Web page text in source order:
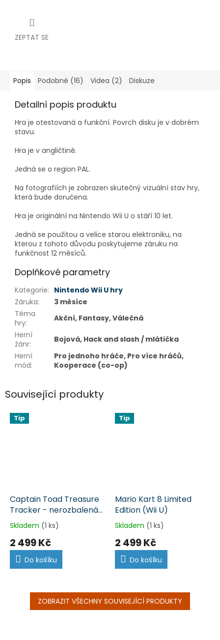
ZEPTAT SE
Popis Podobné (16) Videa (2) Diskuze
Detailní popis produktu
Hra je otestovaná a funkční. Povrch disku je v dobrém
stavu.
Hra je v angličtině.
Jedná se o region PAL.
Na fotografiích je zobrazen skutečný vizuální stav hry,
která bude doručena.
Hra je originální na Nintendo Wii U o stáří 10 let.
Jedná se použitou a velice starou elektroniku, na
kterou z tohoto důvodu poskytujeme záruku na
funkčnost 12 měsíců.
Doplňkové parametry
Kategorie: Nintendo Wii U hry
Záruka:
3 měsíce
Téma
hry:
Akční, Fantasy, Válečná
Herní
žánr:
Bojová, Hack and slash / mlátička
Herní
mód:
Pro jednoho hráče, Pro více hráčů,
Kooperace (co-op)
Související produkty
Tip
Captain Toad Treasure
Tracker - nerozbalená
(Wii U)
Skladem (1 ks)
2 499 Kč
Do košíku
Tip
Mario Kart 8 Limited
Edition (Wii U)
Skladem (1 ks)
2 499 Kč
Do košíku
ZOBRAZIT VŠECHNY SOUVISEJÍCÍ PRODUKTY